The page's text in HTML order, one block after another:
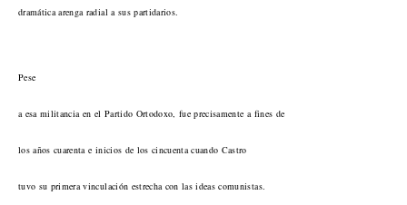
dramática arenga radial a sus partidarios.
Pese
a esa militancia en el Partido Ortodoxo, fue precisamente a fines de
los años cuarenta e inicios de los cincuenta cuando Castro
tuvo su primera vinculación estrecha con las ideas comunistas.